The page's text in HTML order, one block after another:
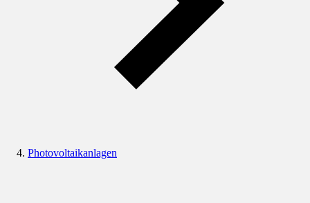
Photovoltaikanlagen